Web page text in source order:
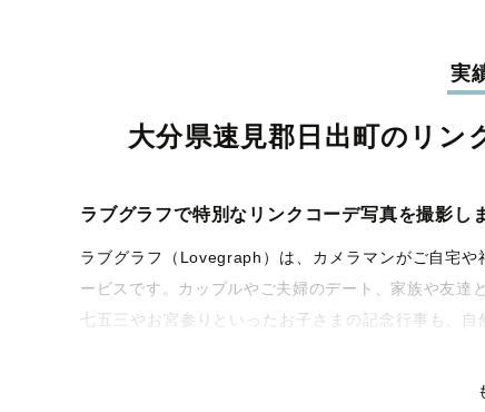
実
大分県速見郡日出町のリン
ラブグラフで特別なリンクコーデ写真を撮影し
ラブグラフ（Lovegraph）は、カメラマンがご自宅
ービスです。カップルやご夫婦のデート、家族や友達
七五三やお宮参りといったお子さまの記念行事も、